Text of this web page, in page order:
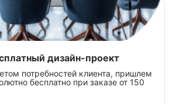
дизайн-проект
потребностей клиента, пришлем
бесплатно при заказе от 150